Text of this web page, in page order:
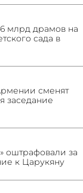
млрд драмов на
сада в
сменят
заседание
оштрафовали за
к Царукяну